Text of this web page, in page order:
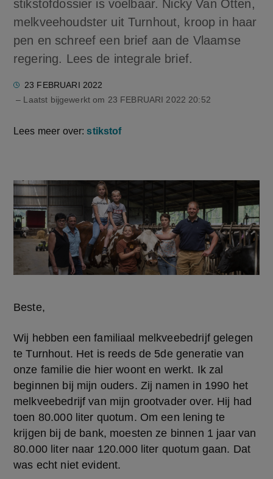
stikstofdossier is voelbaar. Nicky Van Otten,
melkveehoudster uit Turnhout, kroop in haar
pen en schreef een brief aan de Vlaamse
regering. Lees de integrale brief.
23 FEBRUARI 2022
– Laatst bijgewerkt om 23 FEBRUARI 2022 20:52
Lees meer over:stikstof
Beste,
Wij hebben een familiaal melkveebedrijf gelegen
te Turnhout. Het is reeds de 5de generatie van
onze familie die hier woont en werkt. Ik zal
beginnen bij mijn ouders. Zij namen in 1990 het
melkveebedrijf van mijn grootvader over. Hij had
toen 80.000 liter quotum. Om een lening te
krijgen bij de bank, moesten ze binnen 1 jaar van
80.000 liter naar 120.000 liter quotum gaan. Dat
was echt niet evident.